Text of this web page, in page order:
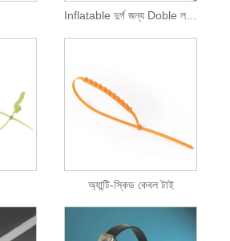
অ্যান্টি-স্কিড কেবল টাই